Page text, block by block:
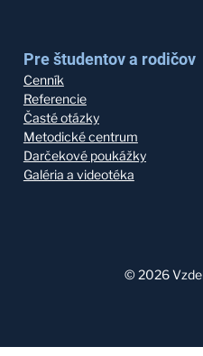
Pre študentov a rodičov
Cenník
Referencie
Časté otázky
Metodické centrum
Darčekové poukážky
Galéria a videotéka
©2026